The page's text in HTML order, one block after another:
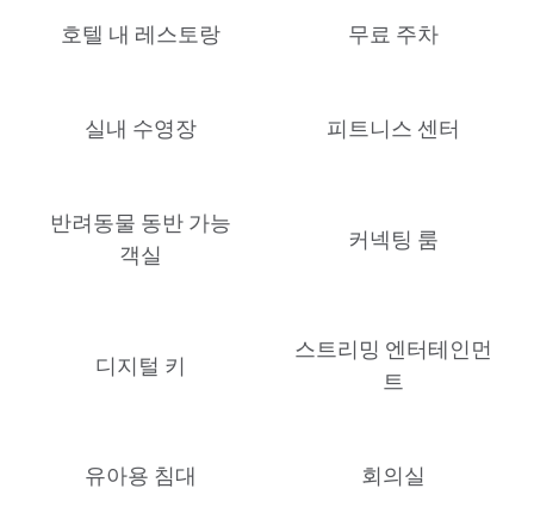
호텔 내 레스토랑 무료 주차
실내 수영장 피트니스 센터
반려동물 동반 가능
객실
커넥팅 룸
디지털 키
스트리밍 엔터테인먼
트
유아용 침대 회의실